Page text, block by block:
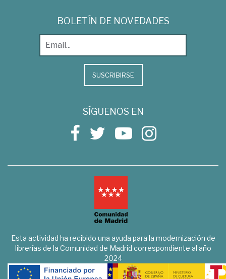
BOLETÍN DE NOVEDADES
SUSCRIBIRSE
SÍGUENOS EN
Esta actividad ha recibido una ayuda para la modernización de
librerías de la Comunidad de Madrid correspondiente al año
2024